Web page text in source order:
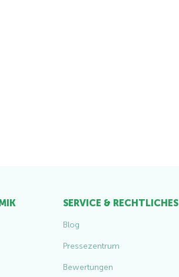
SERVICE & RECHTLICHES
Blog
Pressezentrum
Bewertungen